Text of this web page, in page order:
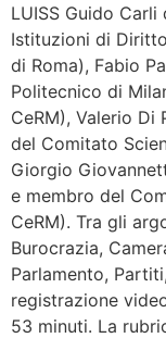
LUISS Guido
Istituzioni di
di Roma), Fabio
Politecnico di
CeRM), Valerio
del Comitato
Giorgio
e membro del
CeRM). Tra gli
Burocrazia,
Parlamento,
registrazione
53 minuti. La